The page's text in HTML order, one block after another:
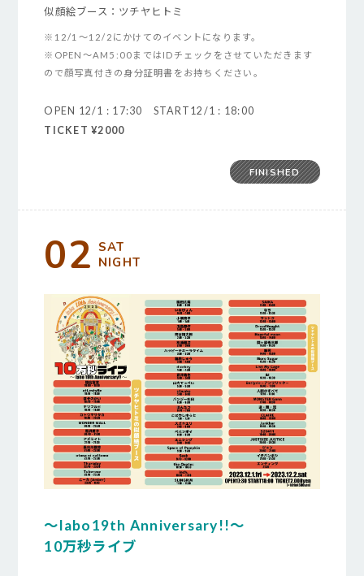
似顔絵ブース：ツチヤヒトミ
※12/1～12/2にかけてのイベントになります。
※OPEN～AM5:00まではIDチェックをさせていただきます
ので顔写真付きの身分証明書をお持ちください。
OPEN 12/1 : 17:30 START12/1 : 18:00
TICKET ¥2000
FINISHED
02 SAT
NIGHT
～labo19th Anniversary!!～
10万秒ライブ